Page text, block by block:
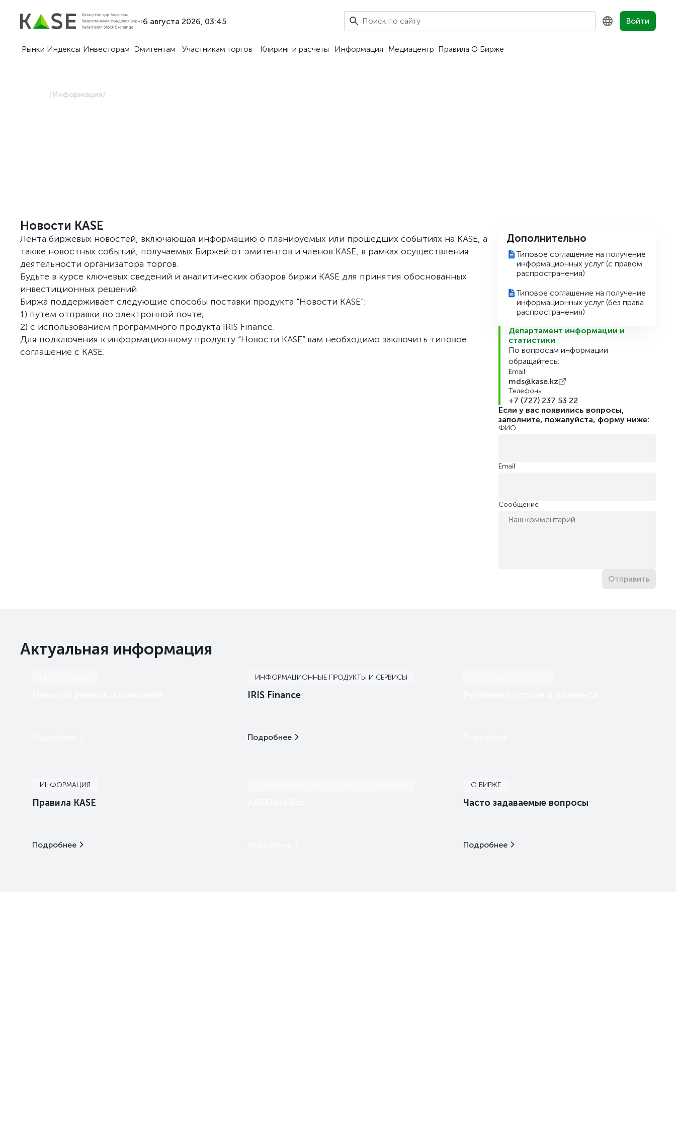
6 августа 2026, 03:45 Войти
Рынки Индексы Инвесторам Эмитентам Участникам торгов Клиринг и расчеты Информация Медиацентр Правила О Бирже
/Информация/
Новости KASE
Лента биржевых новостей, включающая информацию о планируемых или прошедших событиях на KASE, а
также новостных событий, получаемых Биржей от эмитентов и членов KASE, в рамках осуществления
деятельности организатора торгов.
Будьте в курсе ключевых сведений и аналитических обзоров биржи KASE для принятия обоснованных
инвестиционных решений.
Биржа поддерживает следующие способы поставки продукта "Новости KASE":
1) путем отправки по электронной почте;
2) с использованием программного продукта IRIS Finance.
Для подключения к информационному продукту “Новости KASE” вам необходимо заключить типовое
соглашение с KASE.
Дополнительно
Типовое соглашение на получение
информационных услуг (с правом
распространения)
Типовое соглашение на получение
информационных услуг (без права
распространения)
Департамент информации и
статистики
По вопросам информации
обращайтесь:
Email
mds@kase.kz
Телефоны
+7 (727) 237 53 22
Если у вас появились вопросы,
заполните, пожалуйста, форму ниже:
ФИО
Email
Сообщение
Отправить
Актуальная информация
ИНФОРМАЦИОННЫЕ ПРОДУКТЫ И СЕРВИСЫ
IRIS Finance
Подробнее
ИНФОРМАЦИЯ
Правила KASE
Подробнее
О БИРЖЕ
Часто задаваемые вопросы
Подробнее